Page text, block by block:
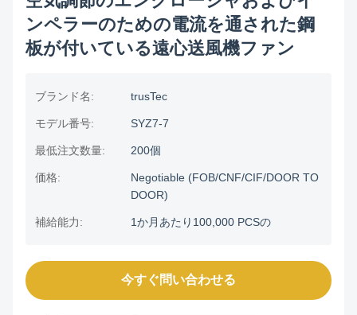
ンペラーのための電流を通された鋼
板が付いている遠心送風機ファン
ブランド名: trusTec
モデル番号: SYZ7-7
最低注文数量: 200個
価格:
Negotiable (FOB/CNF/CIF/DOOR TO
DOOR)
補給能力: 1か月あたり100,000 PCSの
今すぐ問い合わせる